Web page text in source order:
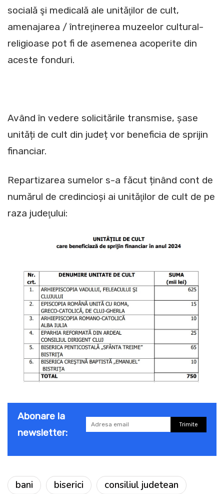
socială şi medicală ale unităţilor de cult,
amenajarea / întreţinerea muzeelor cultural-
religioase pot fi de asemenea acoperite din
aceste fonduri.
Având în vedere solicitările transmise, șase
unități de cult din județ vor beneficia de sprijin
financiar.
Repartizarea sumelor s-a făcut ținând cont de
numărul de credincioși ai unităţilor de cult de pe
raza judeţului:
Abonare la
newsletter:
Trimite
bani biserici
consiliul judetean